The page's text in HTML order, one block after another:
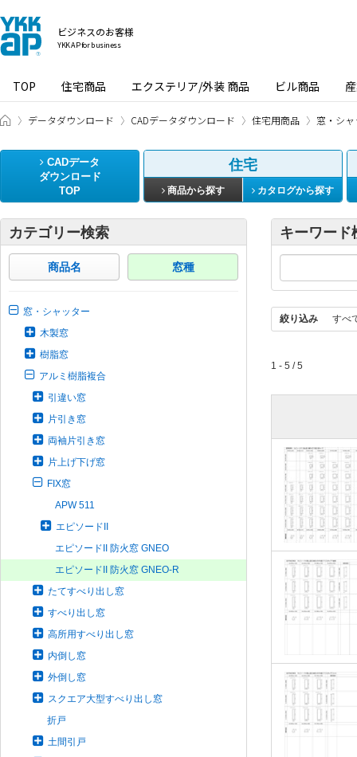
ビジネスのお客様
YKK AP for business
TOP 住宅商品 エクステリア/外装 商品 ビル商品
ビジネスのお客様 HOME
データダウンロード CADデータダウンロード 住宅用商品 窓・シ
CADデータ
ダウンロード
TOP
住宅
商品から探す カタログから探す
カテゴリー検索
商品名 窓種
窓・シャッター
木製窓
樹脂窓
アルミ樹脂複合
引違い窓
片引き窓
両袖片引き窓
片上げ下げ窓
FIX窓
APW 511
エピソードII
エピソードII 防火窓 GNEO
エピソードII 防火窓 GNEO-R
たてすべり出し窓
すべり出し窓
高所用すべり出し窓
内倒し窓
外倒し窓
スクエア大型すべり出し窓
折戸
土間引戸
キーワード
絞り込み すべ
1 - 5 / 5